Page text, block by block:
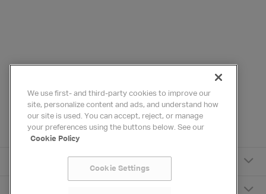
We use first- and third-party cookies to improve our
site, personalize content and ads, and understand how
our site is used. You can accept, reject, or manage
your preferences using the buttons below. See our
Cookie Policy
Cookie Settings